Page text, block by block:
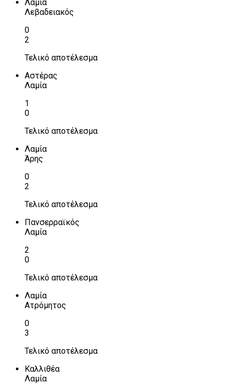
Λαμία
Λεβαδειακός
0
2
Τελικό αποτέλεσμα
Αστέρας
Λαμία
1
0
Τελικό αποτέλεσμα
Λαμία
Άρης
0
2
Τελικό αποτέλεσμα
Πανσερραϊκός
Λαμία
2
0
Τελικό αποτέλεσμα
Λαμία
Ατρόμητος
0
3
Τελικό αποτέλεσμα
Καλλιθέα
Λαμία